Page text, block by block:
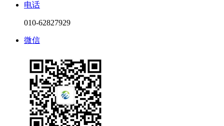
电话
010-62827929
微信